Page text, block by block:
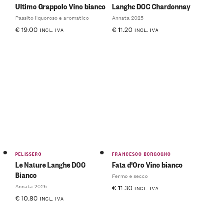
Ultimo Grappolo Vino bianco
Passito liquoroso e aromatico
€19.00 INCL. IVA
Langhe DOC Chardonnay
Annata 2025
€11.20 INCL. IVA
PELISSERO
Le Nature Langhe DOC
Bianco
Annata 2025
€10.80 INCL. IVA
FRANCESCO BORGOGNO
Fata d'Oro Vino bianco
Fermo e secco
€11.30 INCL. IVA